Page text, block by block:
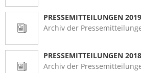
PRESSEMITTEILUNGEN 2019
Archiv der
PRESSEMITTEILUNGEN 2018
Archiv der